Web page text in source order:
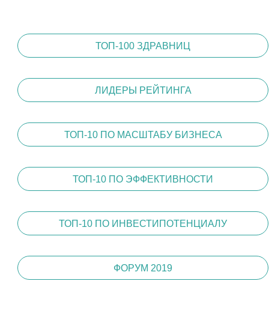
ТОП-100 ЗДРАВНИЦ
ЛИДЕРЫ РЕЙТИНГА
ТОП-10 ПО МАСШТАБУ БИЗНЕСА
ТОП-10 ПО ЭФФЕКТИВНОСТИ
ТОП-10 ПО ИНВЕСТИПОТЕНЦИАЛУ
ФОРУМ 2019